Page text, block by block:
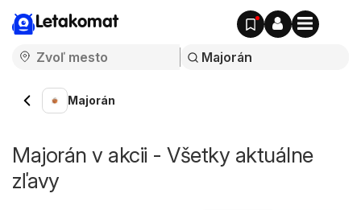
Letakomat
Majorán
Majorán v akcii - Všetky aktuálne
zľavy